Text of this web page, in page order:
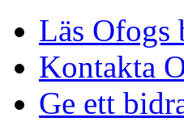
Läs Ofogs
Kontakta
Ge ett